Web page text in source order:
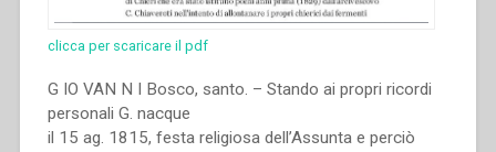
clicca per scaricare il pdf
G IO VAN N I Bosco, santo. – Stando ai propri ricordi
personali G. nacque
il 15 ag. 1815, festa religiosa dell’Assunta e perciò